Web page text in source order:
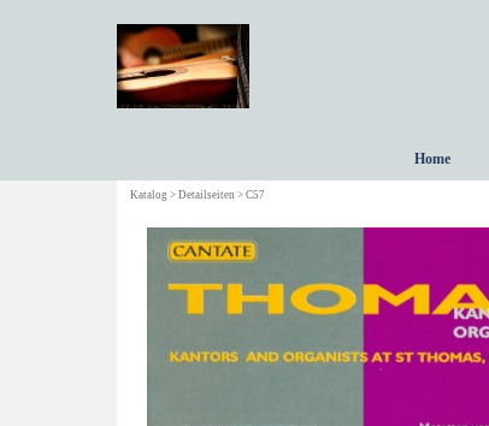
Home
Katalog > Detailseiten > C57